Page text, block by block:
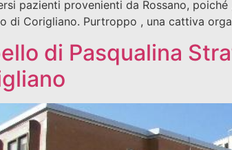
pazienti provenienti da Rossano,
di Corigliano. Purtroppo , una cattiva
di Pasqualina